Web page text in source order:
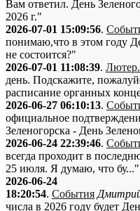
Вам ответил. День
2026 г."
2026-07-01 15:09:56.
понимаю,что в этом году
не состоится?"
2026-07-01 11:08:39.
день. Подскажите,
расписание органных
2026-06-27 06:10:13.
официальное
Зеленогорска - День
2026-06-24 22:39:46.
всегда проходит в
25 июля. Я думаю, что бу..."
2026-06-24
18:20:54. События
числа в 2026 году будет